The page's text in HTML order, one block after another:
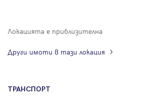
Локацията е приблизителна
Други имоти в тази локация
ТРАНСПОРТ